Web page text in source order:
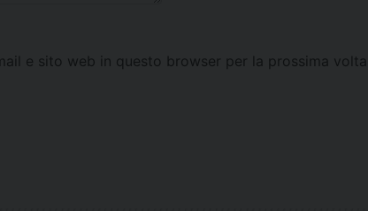
e sito web in questo browser per la prossima volta